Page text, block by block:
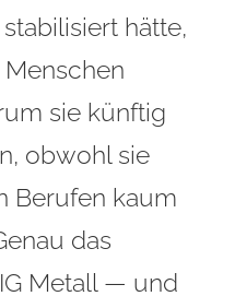
hätte,
sie künftig
obwohl sie
Berufen kaum
das
Metall — und